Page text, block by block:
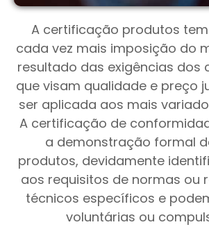
A certificação produtos
cada vez mais imposição do
resultado das exigências dos
que visam qualidade e preço
ser aplicada aos mais
A certificação de
a demonstração formal
produtos, devidamente
aos requisitos de normas ou
técnicos específicos e
voluntárias ou